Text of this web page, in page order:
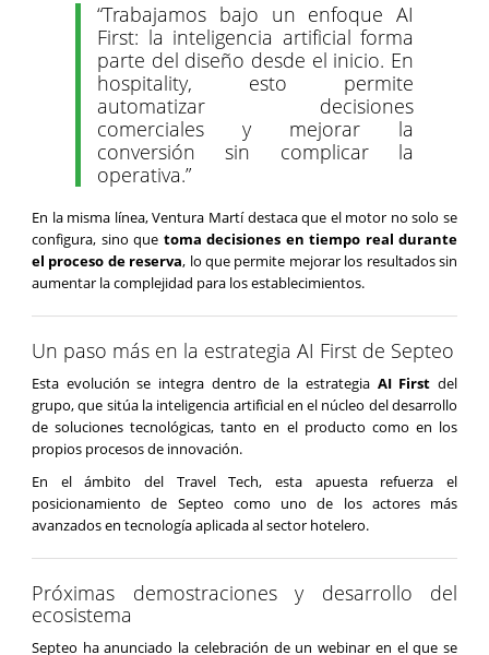
“Trabajamos bajo un enfoque AI
First: la inteligencia artificial forma
parte del diseño desde el inicio. En
hospitality, esto permite
automatizar decisiones
comerciales y mejorar la
conversión sin complicar la
operativa.”
En la misma línea, Ventura Martí destaca que el motor no solo se
configura, sino que toma decisiones en tiempo real durante
el proceso de reserva, lo que permite mejorar los resultados sin
aumentar la complejidad para los establecimientos.
Un paso más en la estrategia AI First de Septeo
Esta evolución se integra dentro de la estrategia AI First del
grupo, que sitúa la inteligencia artificial en el núcleo del desarrollo
de soluciones tecnológicas, tanto en el producto como en los
propios procesos de innovación.
En el ámbito del Travel Tech, esta apuesta refuerza el
posicionamiento de Septeo como uno de los actores más
avanzados en tecnología aplicada al sector hotelero.
Próximas demostraciones y desarrollo del
ecosistema
Septeo ha anunciado la celebración de un webinar en el que se